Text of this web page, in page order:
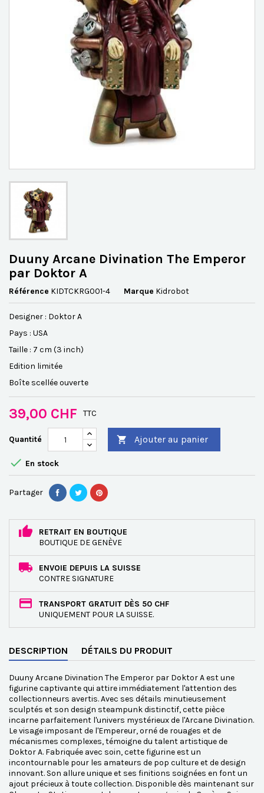
Duuny Arcane Divination The Emperor
par Doktor A
Référence KIDTCKRG001-4 Marque Kidrobot
Designer : Doktor A
Pays : USA
Taille : 7 cm (3 inch)
Edition limitée
Boîte scellée ouverte
39,00 CHF TTC
Quantité  Ajouter au panier
 En stock
Partager
RETRAIT EN BOUTIQUE
BOUTIQUE DE GENÈVE
ENVOIE DEPUIS LA SUISSE
CONTRE SIGNATURE
TRANSPORT GRATUIT DÈS 50 CHF
UNIQUEMENT POUR LA SUISSE.
DESCRIPTION DÉTAILS DU PRODUIT
Duuny Arcane Divination The Emperor par Doktor A est une
figurine captivante qui attire immédiatement l'attention des
collectionneurs avertis. Avec ses détails minutieusement
sculptés et son design steampunk distinctif, cette pièce
incarne parfaitement l'univers mystérieux de l'Arcane Divination.
Le visage imposant de l'Empereur, orné de rouages et de
mécanismes complexes, témoigne du talent artistique de
Doktor A. Fabriquée avec soin, cette figurine est un
incontournable pour les amateurs de pop culture et de design
innovant. Son allure unique et ses finitions soignées en font un
ajout précieux à toute collection. Disponible dès maintenant sur